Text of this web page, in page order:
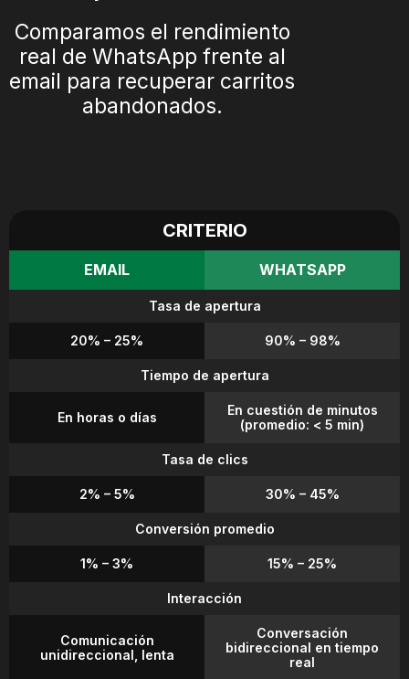
Comparamos el rendimiento
real de WhatsApp frente al
email para recuperar carritos
abandonados.
CRITERIO
EMAIL WHATSAPP
Tasa de apertura
20% – 25% 90% – 98%
Tiempo de apertura
En horas o días
En cuestión de minutos
(promedio: < 5 min)
Tasa de clics
2% – 5% 30% – 45%
Conversión promedio
1% – 3% 15% – 25%
Interacción
Comunicación
unidireccional, lenta
Conversación
bidireccional en tiempo
real